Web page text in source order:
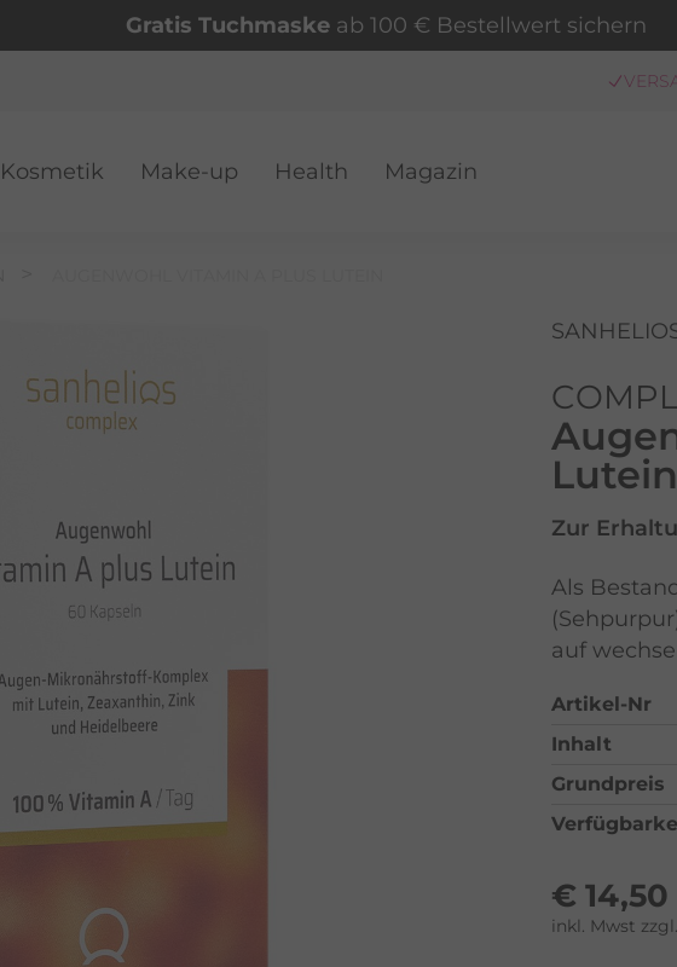
Gratis Tuchmaskeab 100 € Bestellwert sichern
Kosmetik Make-up Health Magazin
Lutein
Zur
Als
auf
Artikel-Nr
Inhalt
Grundpreis
€ 14,50
inkl. Mwst zzgl.